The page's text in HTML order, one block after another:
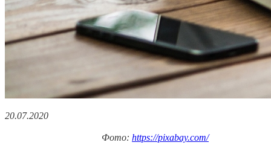
20.07.2020
Фото: https://pixabay.com/